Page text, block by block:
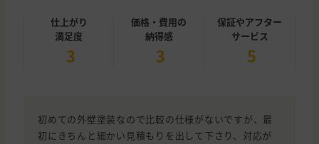
仕上がり
満足度
3
価格・費用の
納得感
3
保証やアフター
サービス
5
初めての外壁塗装なので比較の仕様がないですが、最
初にきちんと細かい見積もりを出して下さり、対応が